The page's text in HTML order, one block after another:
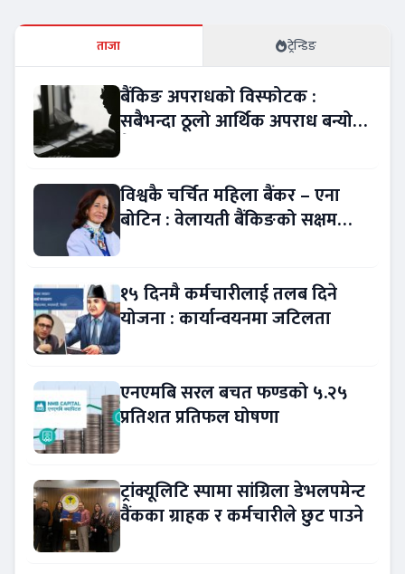
ताजा ट्रेन्डिङ
बैंकिङ अपराधको विस्फोटक :
सबैभन्दा ठूलो आर्थिक अपराध बन्यो
विश्वकै चर्चित महिला बैंकर – एना
बोटिन : वेलायती बैंकिङको सक्षम
१५ दिनमै कर्मचारीलाई तलब दिने
योजना : कार्यान्वयनमा जटिलता
एनएमबि सरल बचत फण्डको ५.२५
प्रतिशत प्रतिफल घोषणा
ट्रांक्यूलिटि स्पामा सांग्रिला डेभलपमेन्ट
वैंकका ग्राहक र कर्मचारीले छुट पाउने